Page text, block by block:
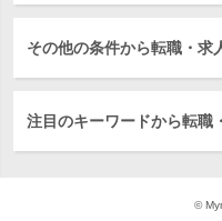
その他の条件から転職・求
注目のキーワードから転職
©